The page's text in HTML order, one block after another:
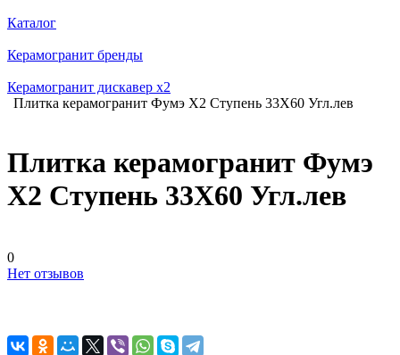
Каталог
Керамогранит бренды
Керамогранит дискавер x2
Плитка керамогранит Фумэ Х2 Ступень 33X60 Угл.лев
Плитка керамогранит Фумэ
Х2 Ступень 33X60 Угл.лев
0
Нет отзывов